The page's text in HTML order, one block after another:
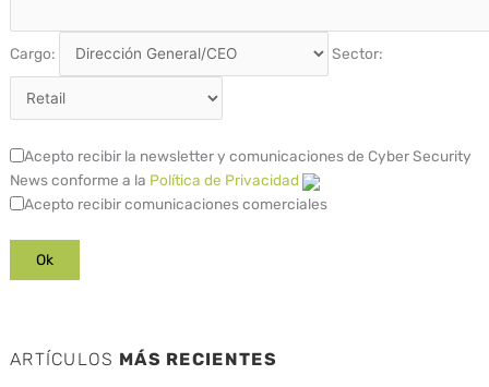
Cargo: Sector:
Acepto recibir la newsletter y comunicaciones de Cyber Security
News conforme a la Política de Privacidad
Acepto recibir comunicaciones comerciales
ARTÍCULOS MÁS RECIENTES